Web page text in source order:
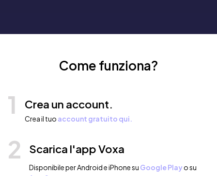
Come funziona?
1 Crea un account.
Crea il tuo account gratuito qui.
2 Scarica l'app Voxa
Disponibile per Android e iPhone su Google Playo su